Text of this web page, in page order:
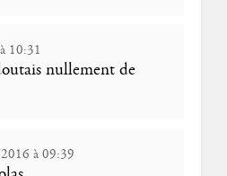
10:31
nullement de
à 09:39